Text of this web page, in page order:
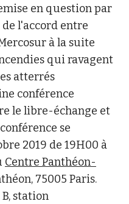
en question par
l'accord entre
à la suite
qui ravagent
atterrés
conférence
le libre-échange et
se
2019 de 19H00 à
Centre Panthéon-
75005 Paris.
B, station